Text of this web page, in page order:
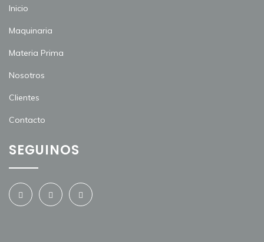
Inicio
Maquinaria
Materia Prima
Nosotros
Clientes
Contacto
SEGUINOS